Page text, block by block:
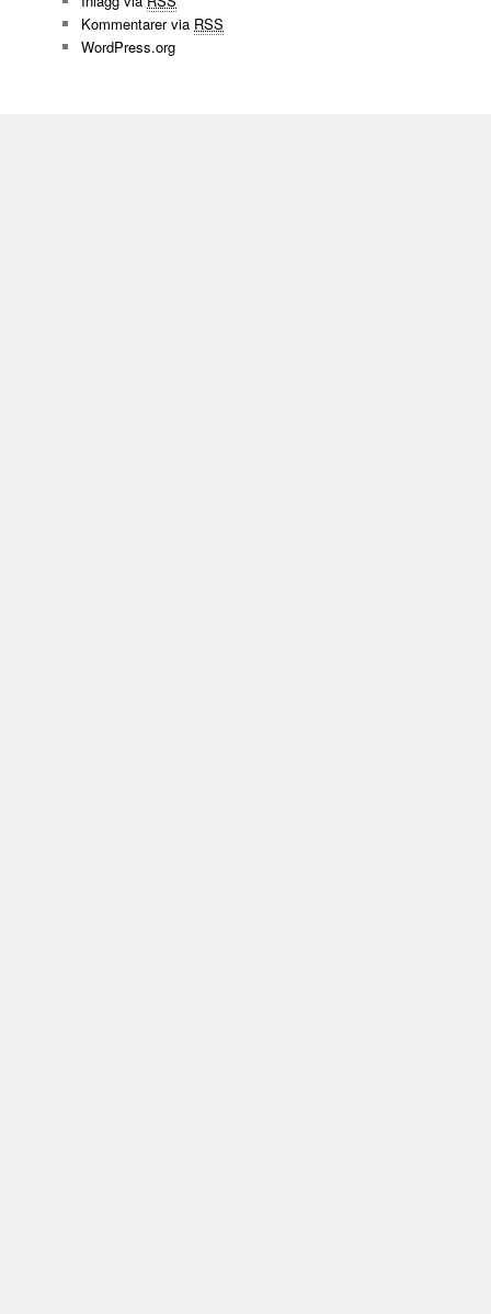
Kommentarer via RSS
WordPress.org